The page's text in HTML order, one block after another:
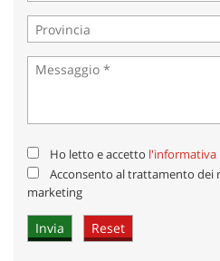
Ho letto e accetto l'informativa
Acconsento al trattamento dei
marketing